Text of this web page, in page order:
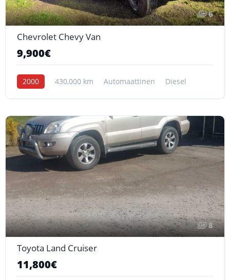
6
Chevrolet Chevy Van
9,900€
2000 430,000 km Automaattinen Diesel
8
Toyota Land Cruiser
11,800€